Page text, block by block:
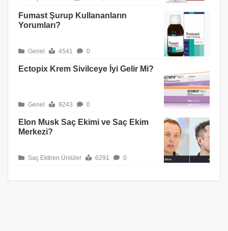
Fumast Şurup Kullananların
Yorumları?
Genel 4541 0
Ectopix Krem Sivilceye İyi Gelir Mi?
Genel 9243 0
Elon Musk Saç Ekimi ve Saç Ekim
Merkezi?
Saç Ektiren Ünlüler 6291 0